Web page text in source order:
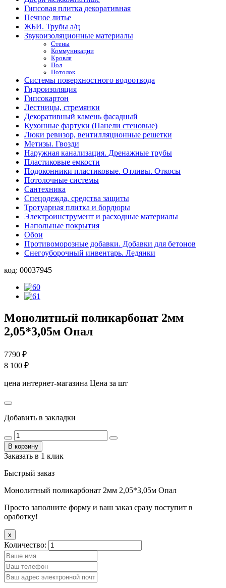
Гипсовая плитка декоративная
Печное литье
ЖБИ. Трубы а/ц
Звукоизоляционные материалы
Стены
Коммуникации
Кровля
Пол
Потолок
Системы поверхностного водоотвода
Гидроизоляция
Гипсокартон
Лестницы, стремянки
Декоративный камень фасадный
Кухонные фартуки (Панели стеновые)
Люки ревизор, вентилляционные решетки
Метизы. Гвозди
Наружная канализация. Дренажные трубы
Пластиковые емкости
Подоконники пластиковые. Отливы. Откосы
Потолочные системы
Сантехника
Спецодежда, средства защиты
Тротуарная плитка и бордюры
Электроинструмент и расходные материалы
Напольные покрытия
Обои
Противоморозные добавки. Добавки для бетонов
Снегоуборочный инвентарь. Ледянки
код: 00037945
Монолитный поликарбонат 2мм
2,05*3,05м Опал
7790 ₽
8 100 ₽
цена интернет-магазина Цена за шт
Добавить в закладки
В корзину
Заказать в 1 клик
Быстрый заказ
Монолитный поликарбонат 2мм 2,05*3,05м Опал
Просто заполните форму и ваш заказ сразу поступит в
оработку!
x
Количество: